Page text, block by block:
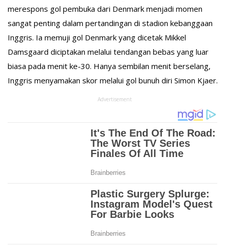
merespons gol pembuka dari Denmark menjadi momen
sangat penting dalam pertandingan di stadion kebanggaan
Inggris. Ia memuji gol Denmark yang dicetak Mikkel
Damsgaard diciptakan melalui tendangan bebas yang luar
biasa pada menit ke-30. Hanya sembilan menit berselang,
Inggris menyamakan skor melalui gol bunuh diri Simon Kjaer.
Advertisement